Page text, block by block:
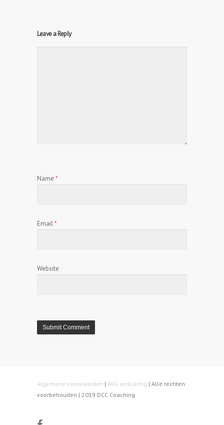
Leave a Reply
Name *
Email*
Website
Algemene voorwaarden | AVG verklaring | Alle rechten
voorbehouden | 2019 DCC Coaching